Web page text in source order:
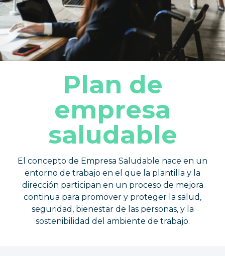
Plan de
empresa
saludable
El concepto de Empresa Saludable nace en un
entorno de trabajo en el que la plantilla y la
dirección participan en un proceso de mejora
continua para promover y proteger la salud,
seguridad, bienestar de las personas, y la
sostenibilidad del ambiente de trabajo.